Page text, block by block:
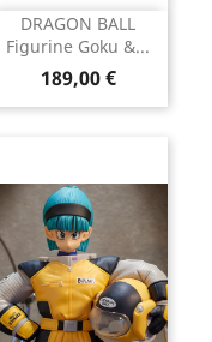
DRAGON BALL
Figurine Goku &...
Prix
189,00 €